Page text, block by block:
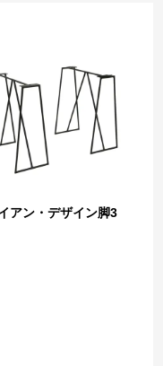
アン・デザイン脚3